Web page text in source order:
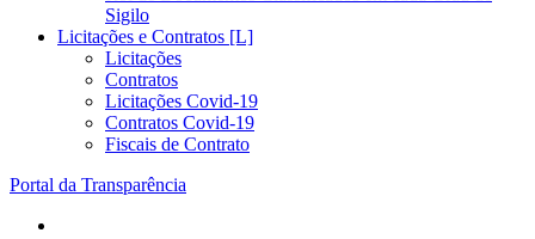
Sigilo
Licitações e Contratos [L]
Licitações
Contratos
Licitações Covid-19
Contratos Covid-19
Fiscais de Contrato
Portal da Transparência